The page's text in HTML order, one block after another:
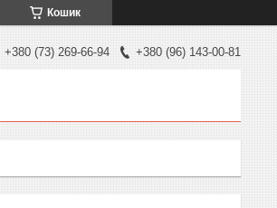
Кошик
+380 (73) 269-66-94 +380 (96) 143-00-81